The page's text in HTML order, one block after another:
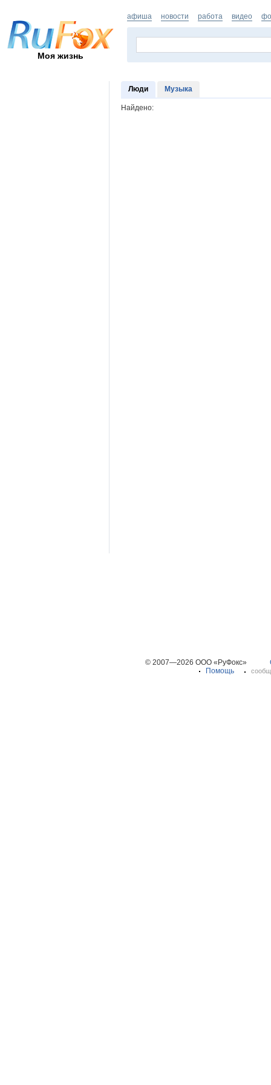
Моя жизнь
афиша новости работа видео
Люди Музыка
Найдено:
© 2007—2026 ООО «РуФокс»
Помощь